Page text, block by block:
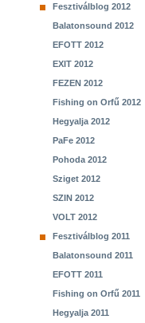
Fesztiválblog 2012
Balatonsound 2012
EFOTT 2012
EXIT 2012
FEZEN 2012
Fishing on Orfű 2012
Hegyalja 2012
PaFe 2012
Pohoda 2012
Sziget 2012
SZIN 2012
VOLT 2012
Fesztiválblog 2011
Balatonsound 2011
EFOTT 2011
Fishing on Orfű 2011
Hegyalja 2011